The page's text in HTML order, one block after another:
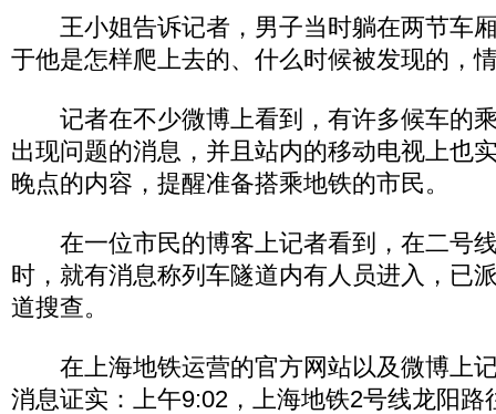
王小姐告诉记者，男子当时躺在两节车
于他是怎样爬上去的、什么时候被发现的，
记者在不少微博上看到，有许多候车的
出现问题的消息，并且站内的移动电视上也
晚点的内容，提醒准备搭乘地铁的市民。
在一位市民的博客上记者看到，在二号
时，就有消息称列车隧道内有人员进入，已
道搜查。
在上海地铁运营的官方网站以及微博上
消息证实：上午9:02，上海地铁2号线龙阳路